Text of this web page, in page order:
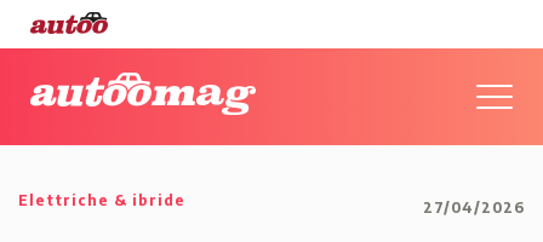
Elettriche & ibride 27/04/2026